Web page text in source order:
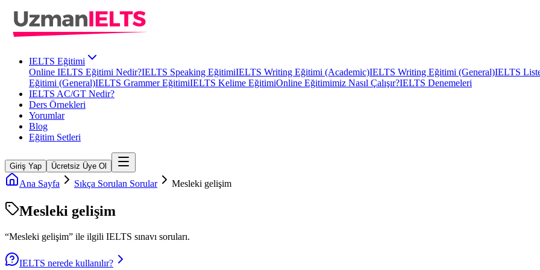
IELTS Eğitimi
Online IELTS Eğitimi Nedir?IELTS Speaking EğitimiIELTS Writing Eğitimi (Academic)IELTS Writing Eğitimi (General)IELTS
Eğitimi (General)IELTS Grammer EğitimiIELTS Kelime EğitimiOnline Eğitimimiz Nasıl Çalışır?IELTS Denemeleri
IELTS AC/GT Nedir?
Ders Örnekleri
Yorumlar
Blog
Eğitim Setleri
Giriş Yap Ücretsiz Üye Ol
Ana Sayfa Sıkça Sorulan Sorular Mesleki gelişim
Mesleki gelişim
“Mesleki gelişim” ile ilgili IELTS sınavı soruları.
IELTS nerede kullanılır?